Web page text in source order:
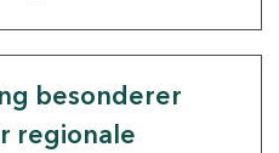
besonderer
regionale